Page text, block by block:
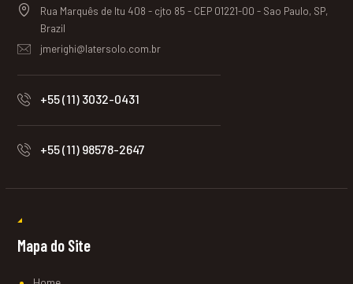
Rua Marquês de Itu 408 - cjto 85 - CEP 01221-00 - Sao Paulo, SP,
Brazil
jmerighi@latersolo.com.br
+55 (11) 3032-0431
+55 (11) 98578-2647
Mapa do Site